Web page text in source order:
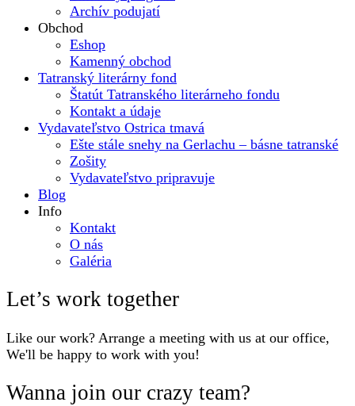
Archív podujatí
Obchod
Eshop
Kamenný obchod
Tatranský literárny fond
Štatút Tatranského literárneho fondu
Kontakt a údaje
Vydavateľstvo Ostrica tmavá
Ešte stále snehy na Gerlachu – básne tatranské
Zošity
Vydavateľstvo pripravuje
Blog
Info
Kontakt
O nás
Galéria
Let’s work together
Like our work? Arrange a meeting with us at our office,
We'll be happy to work with you!
Wanna join our crazy team?